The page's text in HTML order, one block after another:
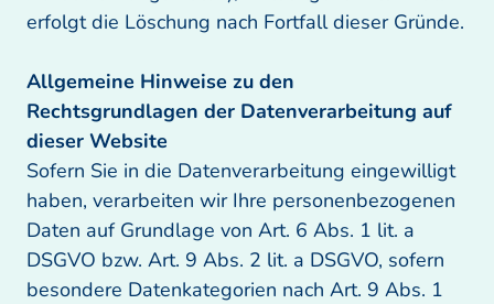
erfolgt die Löschung nach Fortfall dieser Gründe.
Allgemeine Hinweise zu den
Rechtsgrundlagen der Datenverarbeitung auf
Sofern Sie in die Datenverarbeitung eingewilligt
haben, verarbeiten wir Ihre personenbezogenen
Daten auf Grundlage von Art. 6 Abs. 1 lit. a
DSGVO bzw. Art. 9 Abs. 2 lit. a DSGVO, sofern
besondere Datenkategorien nach Art. 9 Abs. 1